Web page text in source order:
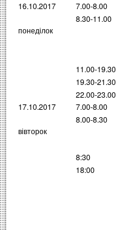
16.10.2017
понеділок
7.00-8.00
8.30-11.00
11.00-19.30
19.30-21.30
22.00-23.00
17.10.2017
вівторок
7.00-8.00
8.00-8.30
8:30
18:00